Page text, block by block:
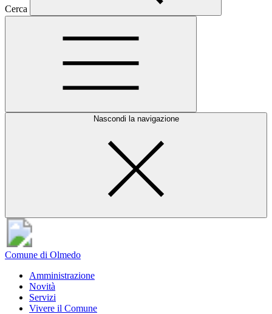
Cerca
Nascondi la navigazione
Comune di Olmedo
Amministrazione
Novità
Servizi
Vivere il Comune